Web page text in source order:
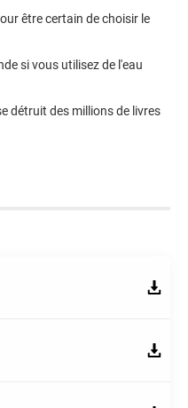
être certain de choisir le
si vous utilisez de l'eau
détruit des millions de livres